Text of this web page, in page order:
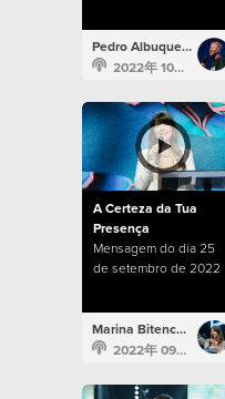
Pedro Albuquerque
2022年 10月 2日
A Certeza da Tua
Presença
Mensagem do dia 25
de setembro de 2022
Marina Bitencourt
2022年 09月 25日